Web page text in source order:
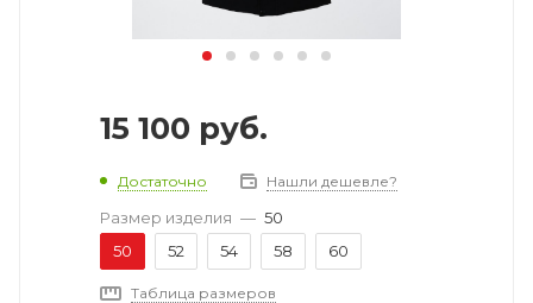
15 100 руб.
Достаточно Нашли дешевле?
Размер изделия — 50
50
52 54 58 60
Таблица размеров